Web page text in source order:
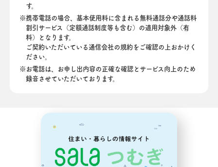
す。
携帯電話の場合、基本使用料に含まれる無料通話分や通話料
割引サービス（定額通話制度等も含む）の適用対象外（有
料）となります。
ご契約いただいている通信会社の規約をご確認の上おかけく
ださい。
お電話は、お申し出内容の正確な確認とサービス向上のため
録音させていただいております。